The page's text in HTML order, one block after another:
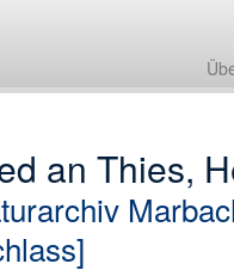
an Thies,